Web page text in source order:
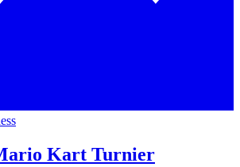
Kart Turnier